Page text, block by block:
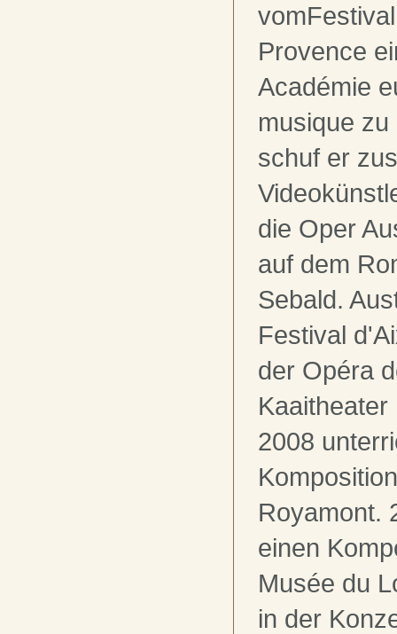
Provence
Académie
musique
schuf er
die Oper
auf dem
Sebald.
Festival
der Opéra
2008
Royamont.
einen
Musée du
in der